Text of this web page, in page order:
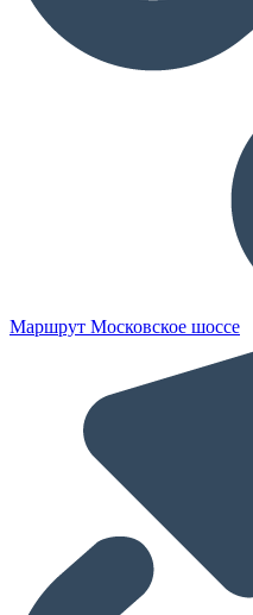
Маршрут Московское шоссе